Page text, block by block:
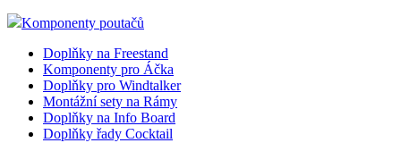
Komponenty poutačů
Doplňky na Freestand
Komponenty pro Áčka
Doplňky pro Windtalker
Montážní sety na Rámy
Doplňky na Info Board
Doplňky řady Cocktail